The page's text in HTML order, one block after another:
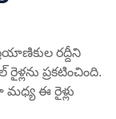
రద్దీని
ప్రకటించింది.
మధ్య ఈ రైళ్లు